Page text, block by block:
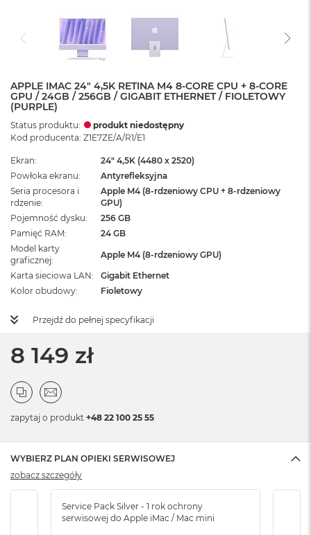
APPLE IMAC 24" 4,5K RETINA M4 8-CORE CPU + 8-CORE
GPU / 24GB / 256GB / GIGABIT ETHERNET / FIOLETOWY
(PURPLE)
Status produktu:
produkt niedostępny
Kod producenta: Z1E7ZE/A/R1/E1
Ekran
24" 4,5K (4480 x 2520)
Powłoka ekranu
Antyrefleksyjna
Seria procesora i
rdzenie
Apple M4 (8-rdzeniowy CPU + 8-rdzeniowy
GPU)
Pojemność dysku
256 GB
Pamięć RAM
24 GB
Model karty
graficznej
Apple M4 (8-rdzeniowy GPU)
Karta sieciowa LAN
Gigabit Ethernet
Kolor obudowy
Fioletowy
Przejdź do pełnej specyfikacji
8 149 zł
zapytaj o produkt +48 22 100 25 55
WYBIERZ PLAN OPIEKI SERWISOWEJ
Service Pack Silver - 1 rok ochrony
serwisowej do Apple iMac / Mac mini
zobacz szczegóły